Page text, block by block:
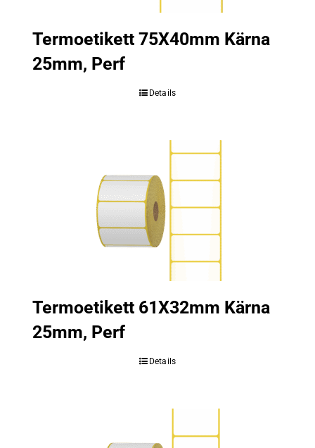
Termoetikett 75X40mm Kärna
25mm, Perf
Details
Termoetikett 61X32mm Kärna
25mm, Perf
Details